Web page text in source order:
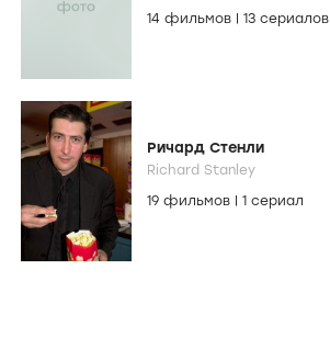
14 фильмов
13 сериалов
Ричард Стенли
Richard Stanley
19 фильмов
1 сериал